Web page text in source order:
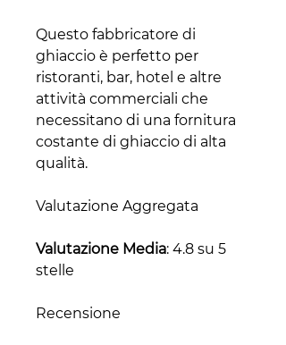
Questo fabbricatore di
ghiaccio è perfetto per
ristoranti, bar, hotel e altre
attività commerciali che
necessitano di una fornitura
costante di ghiaccio di alta
qualità.
Valutazione Aggregata
Valutazione Media: 4.8 su 5
stelle
Recensione